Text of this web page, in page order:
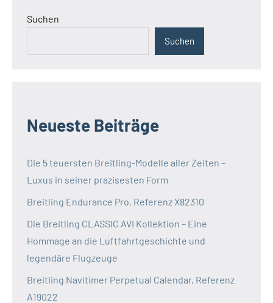
Suchen
Suchen
Neueste Beiträge
Die 5 teuersten Breitling-Modelle aller Zeiten –
Luxus in seiner prazisesten Form
Breitling Endurance Pro, Referenz X82310
Die Breitling CLASSIC AVI Kollektion – Eine
Hommage an die Luftfahrtgeschichte und
legendäre Flugzeuge
Breitling Navitimer Perpetual Calendar, Referenz
A19022